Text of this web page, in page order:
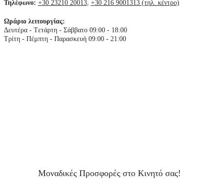
Τηλέφωνο: +30 23210 20013, +30 216 9001313 (τηλ. κέντρο)
Ωράριο λειτουργίας:
Δευτέρα - Tετάρτη - Σάββατο 09:00 - 18:00
Τρίτη - Πέμπτη - Παρασκευή 09:00 - 21:00
Μοναδικές Προσφορές στο Κινητό σας!